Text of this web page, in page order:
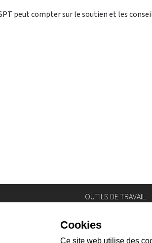
peut compter sur le soutien et les
OUTILS DE TRAVAIL
Géoportail